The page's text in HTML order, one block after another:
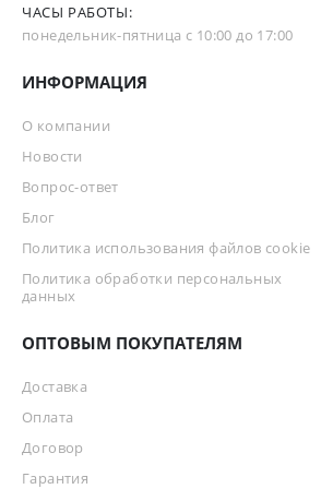
ЧАСЫ РАБОТЫ:
понедельник-пятница с 10:00 до 17:00
ИНФОРМАЦИЯ
О компании
Новости
Вопрос-ответ
Блог
Политика использования файлов cookie
Политика обработки персональных
данных
ОПТОВЫМ ПОКУПАТЕЛЯМ
Доставка
Оплата
Договор
Гарантия